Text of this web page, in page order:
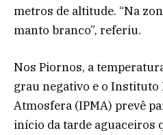
metros de altitude. “Na
manto branco”, referiu.
Nos Piornos, a
grau negativo e o Instituto
Atmosfera (IPMA) prevê
início da tarde aguaceiros